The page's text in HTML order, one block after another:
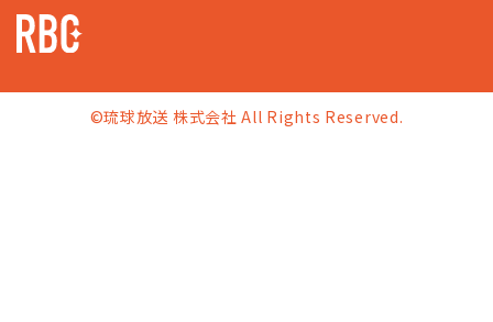
©琉球放送 株式会社 All Rights Reserved.